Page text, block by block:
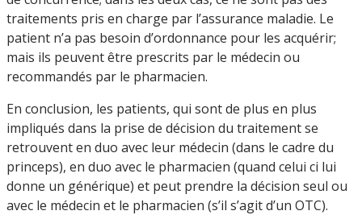
traitements pris en charge par l’assurance maladie. Le
patient n’a pas besoin d’ordonnance pour les acquérir;
mais ils peuvent être prescrits par le médecin ou
recommandés par le pharmacien.
En conclusion, les patients, qui sont de plus en plus
impliqués dans la prise de décision du traitement se
retrouvent en duo avec leur médecin (dans le cadre du
princeps), en duo avec le pharmacien (quand celui ci lui
donne un générique) et peut prendre la décision seul ou
avec le médecin et le pharmacien (s’il s’agit d’un OTC).